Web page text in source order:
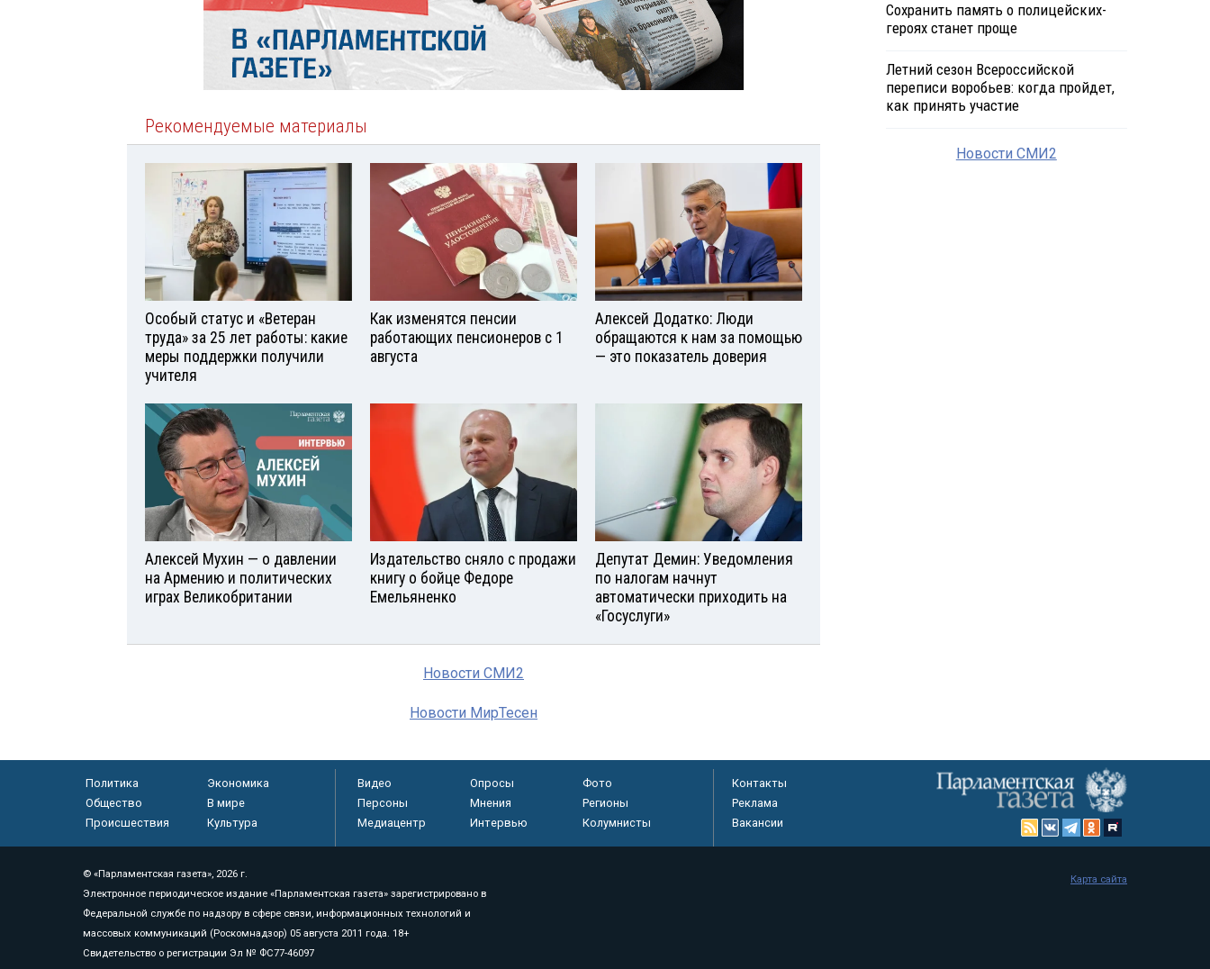
Рекомендуемые материалы
Особый статус и «Ветеран
труда» за 25 лет работы: какие
меры поддержки получили
учителя
Как изменятся пенсии
работающих пенсионеров с 1
августа
Алексей Додатко: Люди
обращаются к нам за помощью
— это показатель доверия
Алексей Мухин — о давлении
на Армению и политических
играх Великобритании
Издательство сняло с продажи
книгу о бойце Федоре
Емельяненко
Депутат Демин: Уведомления
по налогам начнут
автоматически приходить на
«Госуслуги»
Новости СМИ2
Новости МирТесен
Сохранить память о полицейских-
героях станет проще
Летний сезон Всероссийской
переписи воробьев: когда пройдет,
как принять участие
Новости СМИ2
Политика
Экономика
Общество
В мире
Происшествия
Культура
Видео Опросы
Фото
Персоны
Мнения
Регионы
Медиацентр
Интервью Колумнисты
Контакты
Реклама
Вакансии
© «Парламентская газета», 2026 г.
Электронное периодическое издание «Парламентская газета» зарегистрировано в
Федеральной службе по надзору в сфере связи, информационных технологий и
массовых коммуникаций (Роскомнадзор) 05 августа 2011 года. 18+
Свидетельство о регистрации Эл № ФС77-46097
Карта сайта